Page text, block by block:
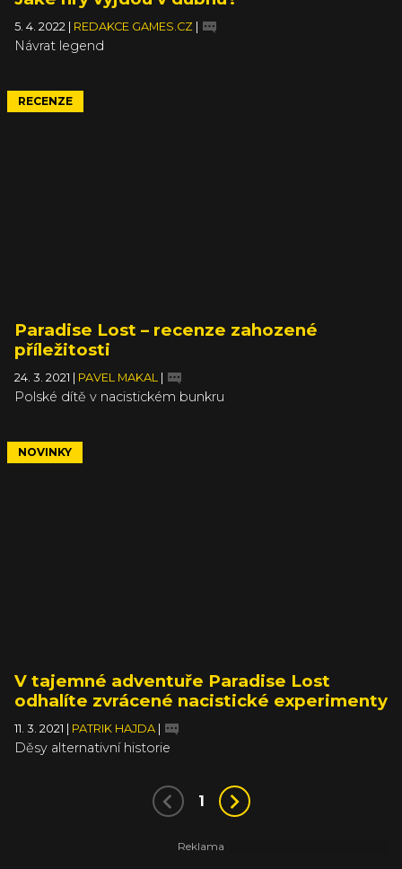
5. 4. 2022 REDAKCE GAMES.CZ
Návrat legend
RECENZE
Paradise Lost – recenze zahozené
příležitosti
24. 3. 2021 PAVEL MAKAL
Polské dítě v nacistickém bunkru
NOVINKY
V tajemné adventuře Paradise Lost
odhalíte zvrácené nacistické experimenty
11. 3. 2021 PATRIK HAJDA
Děsy alternativní historie
1